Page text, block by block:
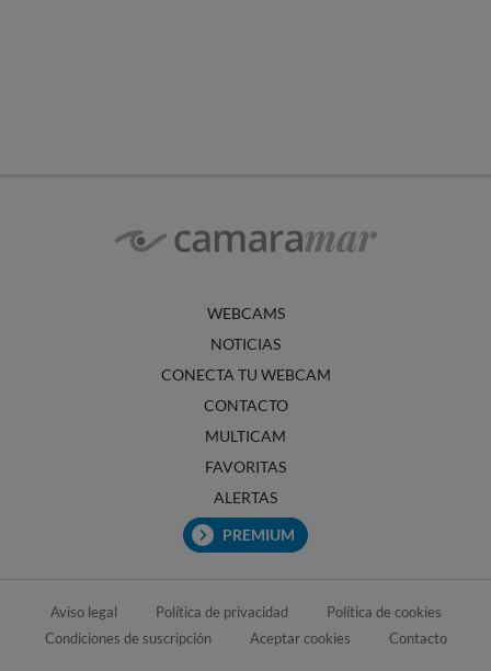
WEBCAMS
NOTICIAS
CONECTA TU WEBCAM
CONTACTO
MULTICAM
FAVORITAS
ALERTAS
PREMIUM
Aviso legal Política de privacidad
Política de cookies
Condiciones de suscripción
Aceptar cookies Contacto